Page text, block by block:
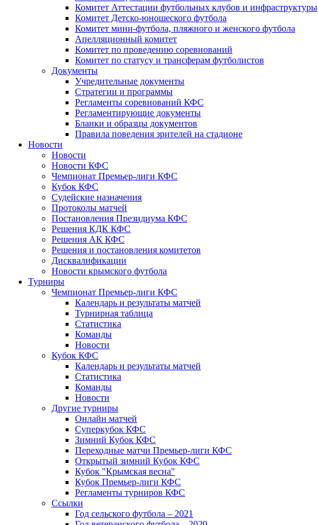
Комитет Аттестации футбольных клубов и инфраструктуры
Комитет Детско-юношеского футбола
Комитет мини-футбола, пляжного и женского футбола
Апелляционный комитет
Комитет по проведению соревнований
Комитет по статусу и трансферам футболистов
Документы
Учредительные документы
Стратегии и программы
Регламенты соревнований КФС
Регламентирующие документы
Бланки и образцы документов
Правила поведения зрителей на стадионе
Новости
Новости
Новости КФС
Чемпионат Премьер-лиги КФС
Кубок КФС
Судейские назначения
Протоколы матчей
Постановления Президиума КФС
Решения КДК КФС
Решения АК КФС
Решения и постановления комитетов
Дисквалификации
Новости крымского футбола
Турниры
Чемпионат Премьер-лиги КФС
Календарь и результаты матчей
Турнирная таблица
Статистика
Команды
Новости
Кубок КФС
Календарь и результаты матчей
Статистика
Команды
Новости
Другие турниры
Онлайн матчей
Суперкубок КФС
Зимний Кубок КФС
Переходные матчи Премьер-лиги КФС
Открытый зимний Кубок КФС
Кубок "Крымская весна"
Кубок Премьер-лиги КФС
Регламенты турниров КФС
Ссылки
Год сельского футбола – 2021